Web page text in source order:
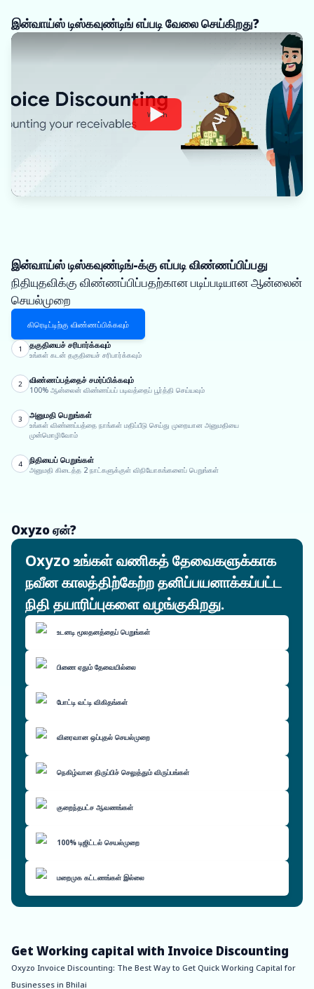
இன்வாய்ஸ் டிஸ்கவுண்டிங் எப்படி வேலை செய்கிறது?
Watch
இன்வாய்ஸ் டிஸ்கவுண்டிங்-க்கு எப்படி விண்ணப்பிப்பது
நிதியுதவிக்கு விண்ணப்பிப்பதற்கான படிப்படியான ஆன்லைன்
செயல்முறை
கிரெடிட்டிற்கு விண்ணப்பிக்கவும்
1 தகுதியைச் சரிபார்க்கவும்
உங்கள் கடன் தகுதியைச் சரிபார்க்கவும்
2 விண்ணப்பத்தைச் சமர்ப்பிக்கவும்
100% ஆன்லைன் விண்ணப்பப் படிவத்தைப் பூர்த்தி செய்யவும்
3 அனுமதி பெறுங்கள்
உங்கள் விண்ணப்பத்தை நாங்கள் மதிப்பீடு செய்து முறையான அனுமதியை
முன்மொழிவோம்
4 நிதியைப் பெறுங்கள்
அனுமதி கிடைத்த 2 நாட்களுக்குள் விநியோகங்களைப் பெறுங்கள்
Oxyzo ஏன்?
Oxyzo உங்கள் வணிகத் தேவைகளுக்காக
நவீன காலத்திற்கேற்ற தனிப்பயனாக்கப்பட்ட
நிதி தயாரிப்புகளை வழங்குகிறது.
உடனடி மூலதனத்தைப் பெறுங்கள்
பிணை ஏதும் தேவையில்லை
போட்டி வட்டி விகிதங்கள்
விரைவான ஒப்புதல் செயல்முறை
நெகிழ்வான திருப்பிச் செலுத்தும் விருப்பங்கள்
குறைந்தபட்ச ஆவணங்கள்
100% டிஜிட்டல் செயல்முறை
மறைமுக கட்டணங்கள் இல்லை
Get Working capital with Invoice Discounting
Oxyzo Invoice Discounting: The Best Way to Get Quick Working Capital for
Businesses in Bhilai